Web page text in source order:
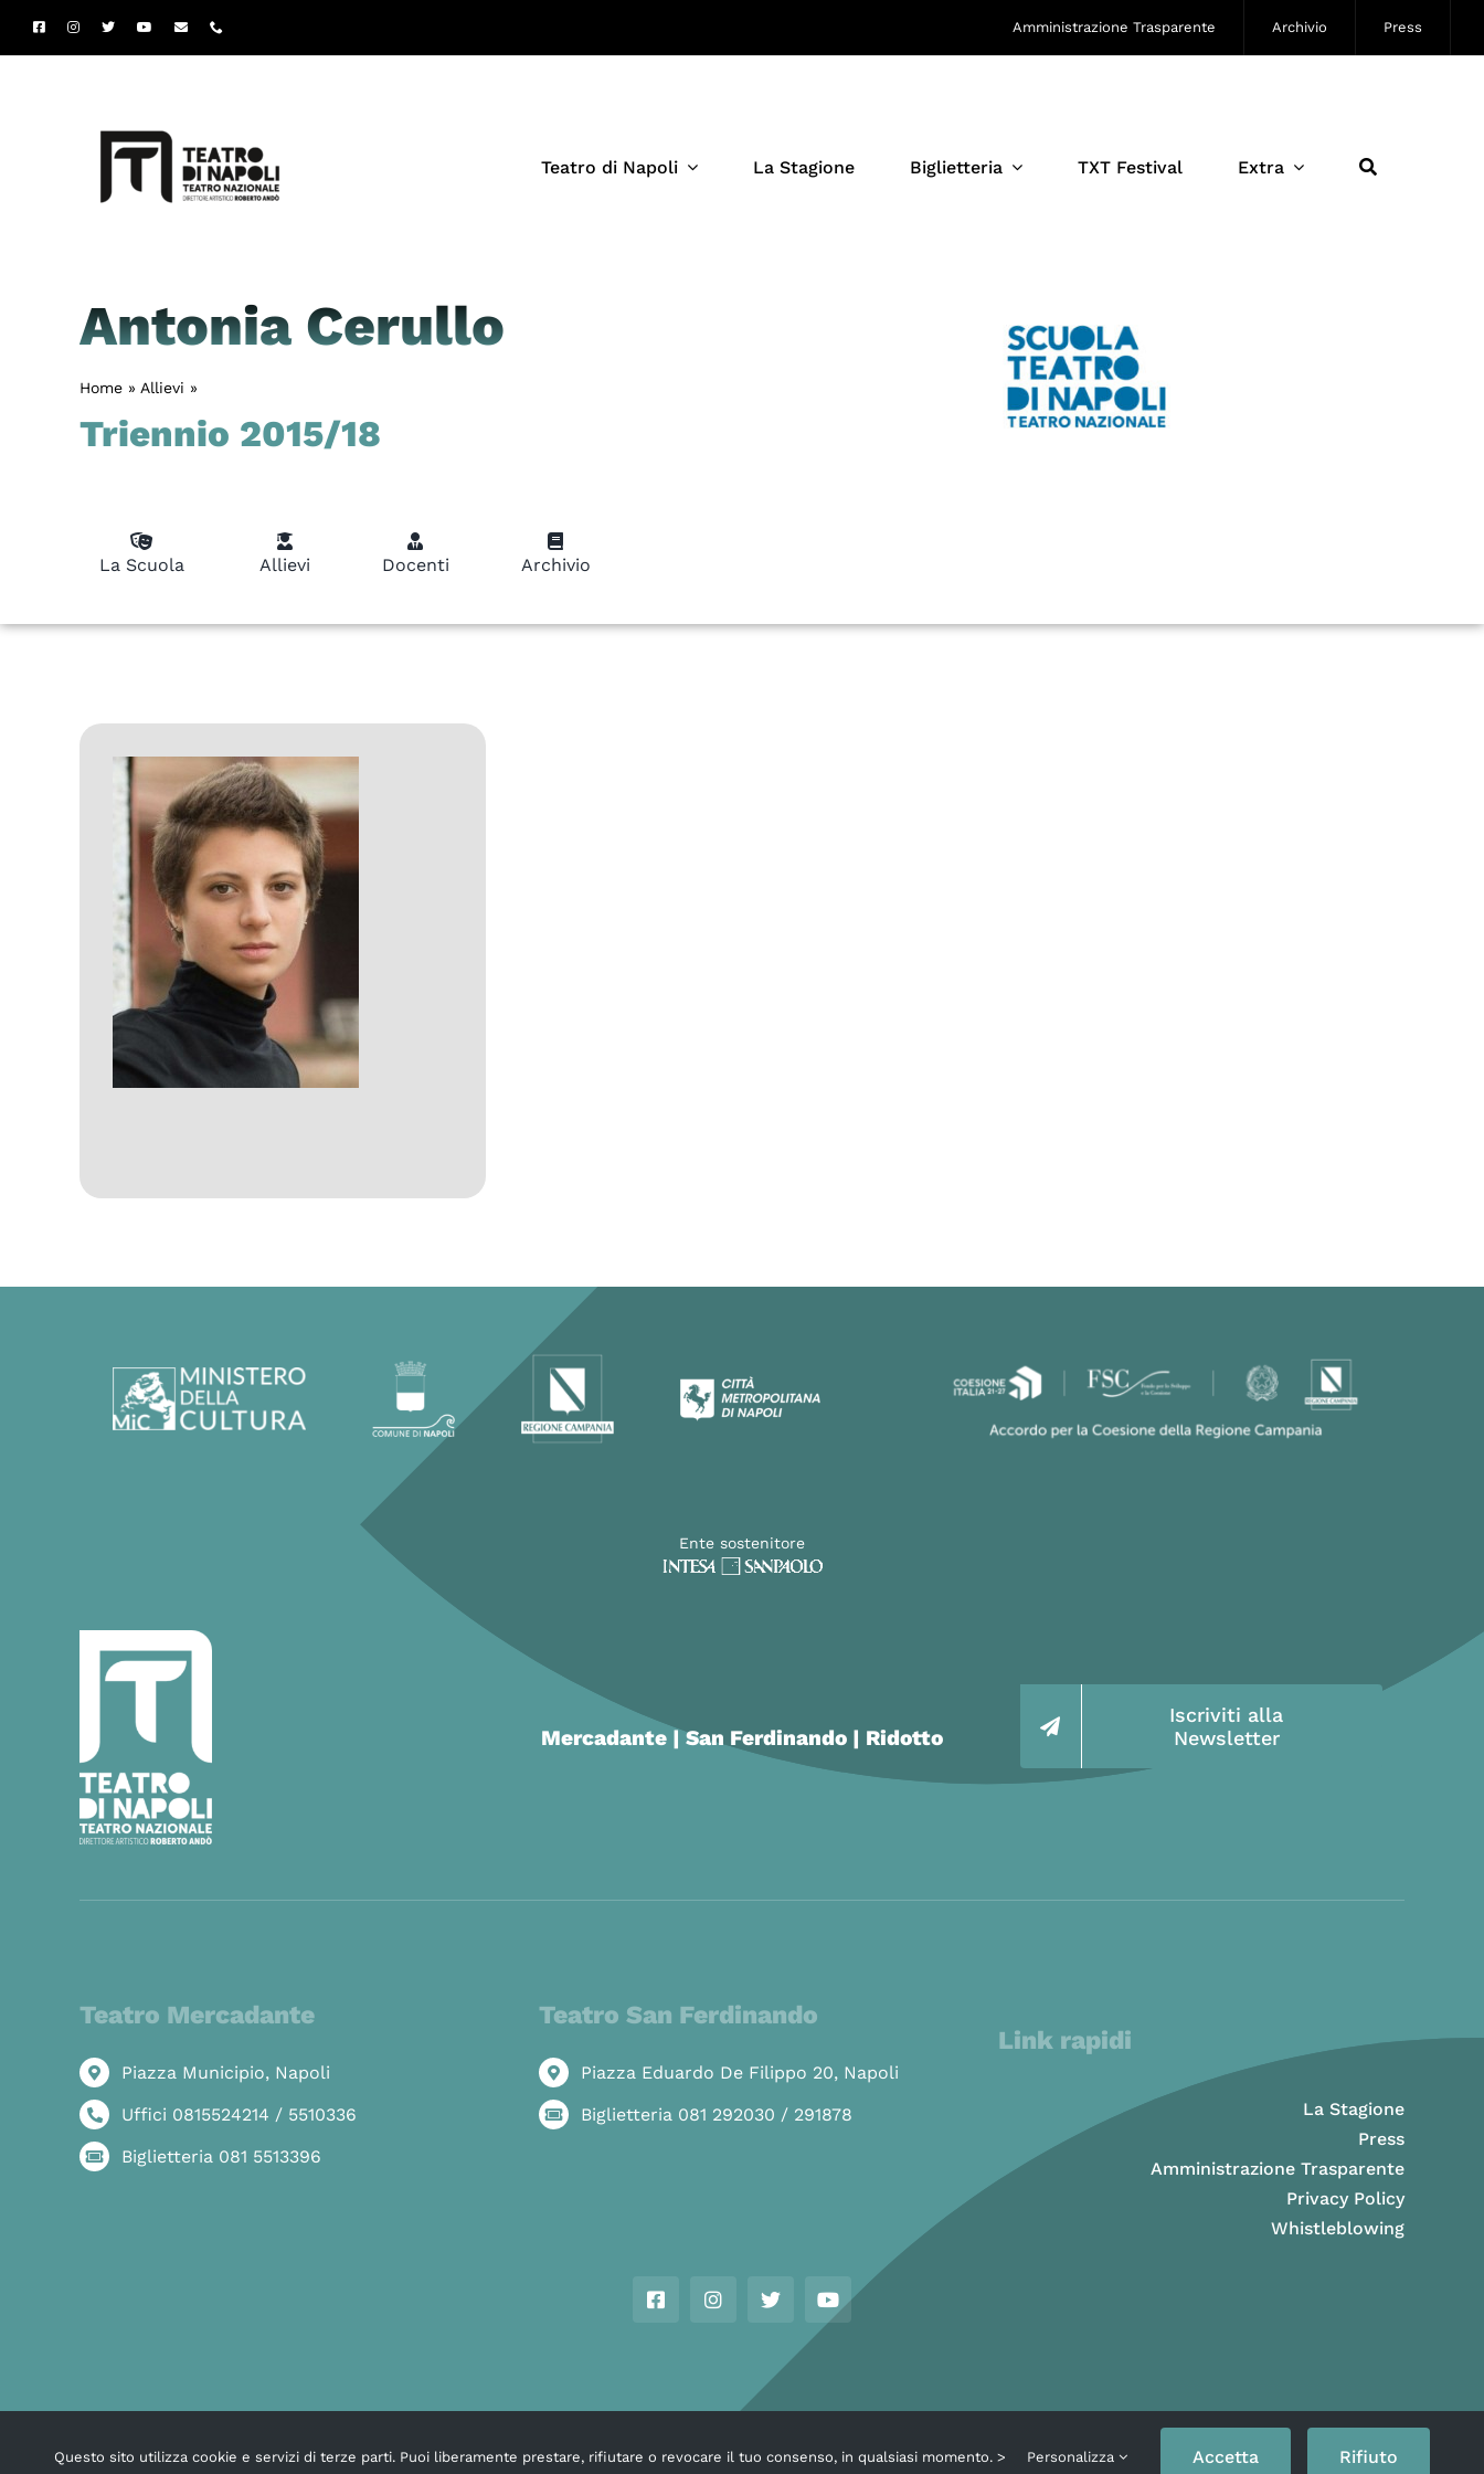
Amministrazione Trasparente Archivio Press
Teatro di Napoli La Stagione Biglietteria TXT Festival Extra
Antonia Cerullo
Home» Allievi »
Triennio 2015/18
La Scuola Allievi Docenti Archivio
Ente sostenitore
Mercadante | San Ferdinando | Ridotto
Iscriviti alla
Newsletter
Teatro Mercadante
Piazza Municipio, Napoli
Uffici 0815524214 / 5510336
Biglietteria 081 5513396
Teatro San Ferdinando
Piazza Eduardo De Filippo 20, Napoli
Biglietteria 081 292030 / 291878
Link rapidi
La Stagione
Press
Amministrazione Trasparente
Privacy Policy
Whistleblowing
Questo sito utilizza cookie e servizi di terze parti. Puoi liberamente prestare, rifiutare o revocare il tuo consenso, in qualsiasi momento. > Personalizza Accetta Rifiuto